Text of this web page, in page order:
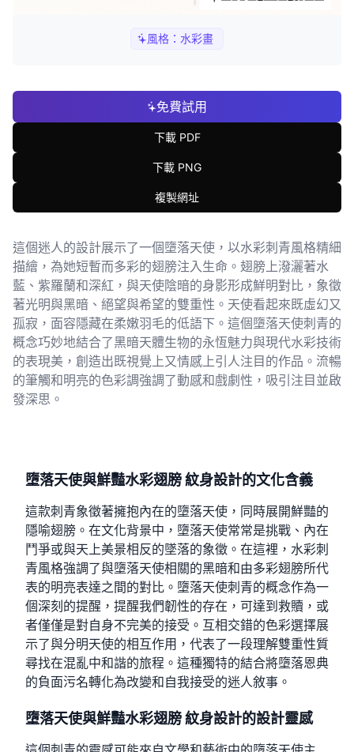
風格： 水彩畫
免費試用
下載 PDF
下載 PNG
複製網址
這個迷人的設計展示了一個墮落天使，以水彩刺青風格精細
描繪，為她短暫而多彩的翅膀注入生命。翅膀上潑灑著水
藍、紫羅蘭和深紅，與天使陰暗的身影形成鮮明對比，象徵
著光明與黑暗、絕望與希望的雙重性。天使看起來既虛幻又
孤寂，面容隱藏在柔嫩羽毛的低語下。這個墮落天使刺青的
概念巧妙地結合了黑暗天體生物的永恆魅力與現代水彩技術
的表現美，創造出既視覺上又情感上引人注目的作品。流暢
的筆觸和明亮的色彩調強調了動感和戲劇性，吸引注目並啟
發深思。
墮落天使與鮮豔水彩翅膀 紋身設計的文化含義
這款刺青象徵著擁抱內在的墮落天使，同時展開鮮豔的
隱喻翅膀。在文化背景中，墮落天使常常是挑戰、內在
鬥爭或與天上美景相反的墜落的象徵。在這裡，水彩刺
青風格強調了與墮落天使相關的黑暗和由多彩翅膀所代
表的明亮表達之間的對比。墮落天使刺青的概念作為一
個深刻的提醒，提醒我們韌性的存在，可達到救贖，或
者僅僅是對自身不完美的接受。互相交錯的色彩選擇展
示了與分明天使的相互作用，代表了一段理解雙重性質
尋找在混亂中和諧的旅程。這種獨特的結合將墮落恩典
的負面污名轉化為改變和自我接受的迷人敘事。
墮落天使與鮮豔水彩翅膀 紋身設計的設計靈感